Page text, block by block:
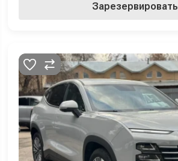
Зарезервировать